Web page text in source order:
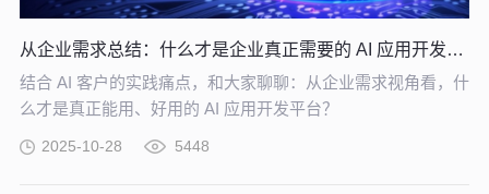
从企业需求总结：什么才是企业真正需要的 AI 应用开发平台？
结合 AI 客户的实践痛点，和大家聊聊：从企业需求视角看，什
么才是真正能用、好用的 AI 应用开发平台？
2025-10-28 5448